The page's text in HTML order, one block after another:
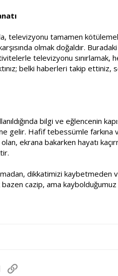
televizyonu tamamen
olmak doğaldır.
televizyonu sınırlamak,
belki haberleri takip
bilgi ve eğlencenin
gelir. Hafif tebessümle farkına
ekrana bakarken hayatı
dikkatimizi kaybetmeden
bazen cazip, ama
postaLink